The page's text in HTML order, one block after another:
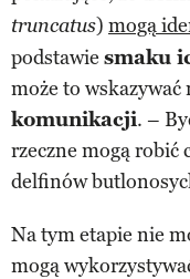
truncatus) mogą
podstawie smaku
może to wskazywać
komunikacji. –
rzeczne mogą robić
delfinów
Na tym etapie nie
mogą